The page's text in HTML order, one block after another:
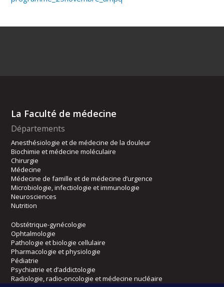
La Faculté de médecine
Départements
Anesthésiologie et de médecine de la douleur
Biochimie et médecine moléculaire
Chirurgie
Médecine
Médecine de famille et de médecine d’urgence
Microbiologie, infectiologie et immunologie
Neurosciences
Nutrition
Obstétrique-gynécologie
Ophtalmologie
Pathologie et biologie cellulaire
Pharmacologie et physiologie
Pédiatrie
Psychiatrie et d’addictologie
Radiologie, radio-oncologie et médecine nucléaire